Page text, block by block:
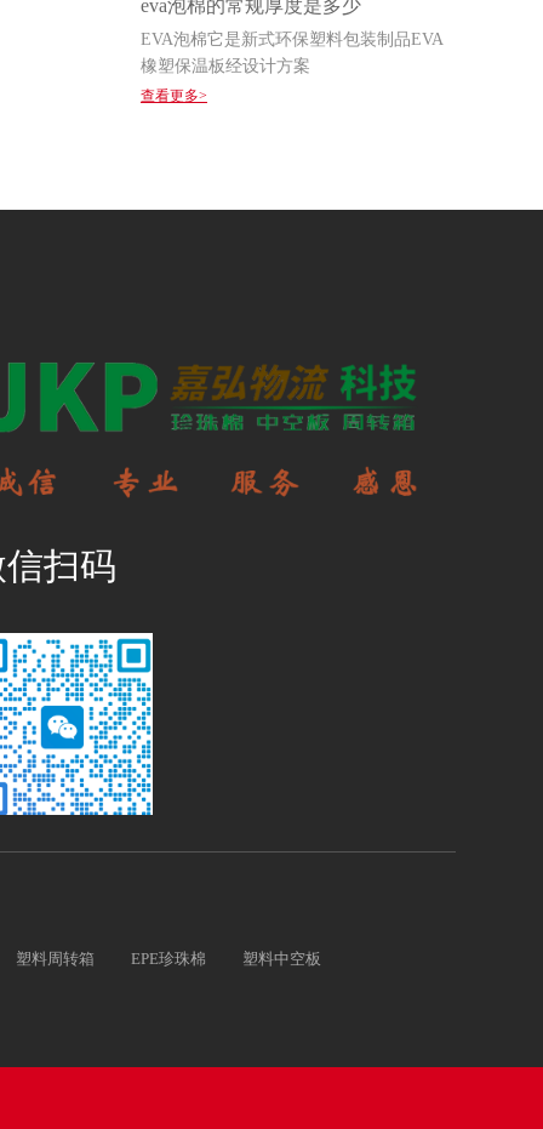
eva泡棉的常规厚度是多少
EVA泡棉它是新式环保塑料包装制品EVA
橡塑保温板经设计方案
查看更多>
扫码
塑料周转箱 EPE珍珠棉 塑料中空板